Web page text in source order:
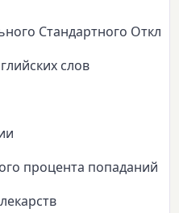
Стандартного
слов
процента попаданий